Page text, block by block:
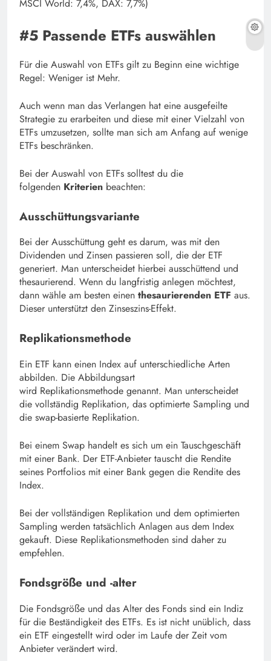
MSCI World: 7,4%, DAX: 7,7%)
#5 Passende ETFs auswählen
Für die Auswahl von ETFs gilt zu Beginn eine wichtige
Regel: Weniger ist Mehr.
Auch wenn man das Verlangen hat eine ausgefeilte
Strategie zu erarbeiten und diese mit einer Vielzahl von
ETFs umzusetzen, sollte man sich am Anfang auf wenige
ETFs beschränken.
Bei der Auswahl von ETFs solltest du die
folgenden Kriterien beachten:
Ausschüttungsvariante
Bei der Ausschüttung geht es darum, was mit den
Dividenden und Zinsen passieren soll, die der ETF
generiert. Man unterscheidet hierbei ausschüttend und
thesaurierend. Wenn du langfristig anlegen möchtest,
dann wähle am besten einen thesaurierenden ETF aus.
Dieser unterstützt den Zinseszins-Effekt.
Replikationsmethode
Ein ETF kann einen Index auf unterschiedliche Arten
abbilden. Die Abbildungsart
wird Replikationsmethode genannt. Man unterscheidet
die vollständig Replikation, das optimierte Sampling und
die swap-basierte Replikation.
Bei einem Swap handelt es sich um ein Tauschgeschäft
mit einer Bank. Der ETF-Anbieter tauscht die Rendite
seines Portfolios mit einer Bank gegen die Rendite des
Index.
Bei der vollständigen Replikation und dem optimierten
Sampling werden tatsächlich Anlagen aus dem Index
gekauft. Diese Replikationsmethoden sind daher zu
empfehlen.
Fondsgröße und -alter
Die Fondsgröße und das Alter des Fonds sind ein Indiz
für die Beständigkeit des ETFs. Es ist nicht unüblich, dass
ein ETF eingestellt wird oder im Laufe der Zeit vom
Anbieter verändert wird.